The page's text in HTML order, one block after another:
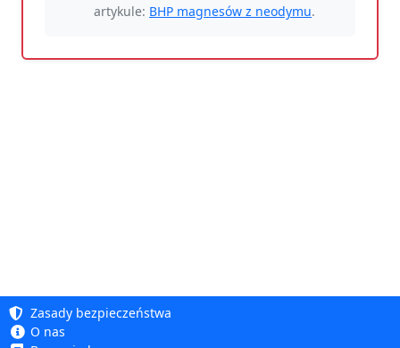
artykule: BHP magnesów z neodymu.
Zasady bezpieczeństwa
O nas